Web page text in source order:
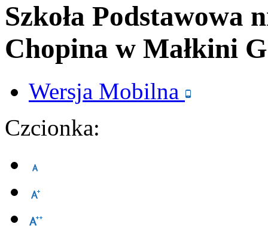
Szkoła Podstawowa
Chopina w Małkini
Wersja Mobilna
Czcionka: